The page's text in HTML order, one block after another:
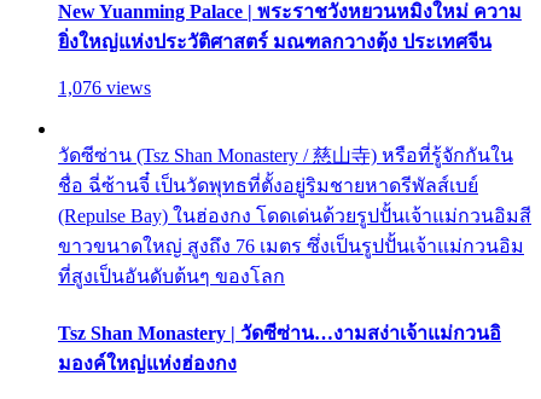
New Yuanming Palace | พระราชวังหยวนหมิงใหม่ ความ
ยิ่งใหญ่แห่งประวัติศาสตร์ มณฑลกวางตุ้ง ประเทศจีน
1,076 views
วัดซีซ่าน (Tsz Shan Monastery / 慈山寺) หรือที่รู้จักกันใน
ชื่อ ฉี่ซ้านจี๋ เป็นวัดพุทธที่ตั้งอยู่ริมชายหาดรีพัลส์เบย์
(Repulse Bay) ในฮ่องกง โดดเด่นด้วยรูปปั้นเจ้าแม่กวนอิมสี
ขาวขนาดใหญ่ สูงถึง 76 เมตร ซึ่งเป็นรูปปั้นเจ้าแม่กวนอิม
ที่สูงเป็นอันดับต้นๆ ของโลก
Tsz Shan Monastery | วัดซีซ่าน…งามสง่าเจ้าแม่กวนอิ
มองค์ใหญ่แห่งฮ่องกง